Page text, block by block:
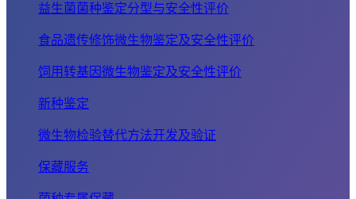
益生菌菌种鉴定分型与安全性评价
食品遗传修饰微生物鉴定及安全性评价
饲用转基因微生物鉴定及安全性评价
新种鉴定
微生物检验替代方法开发及验证
保藏服务